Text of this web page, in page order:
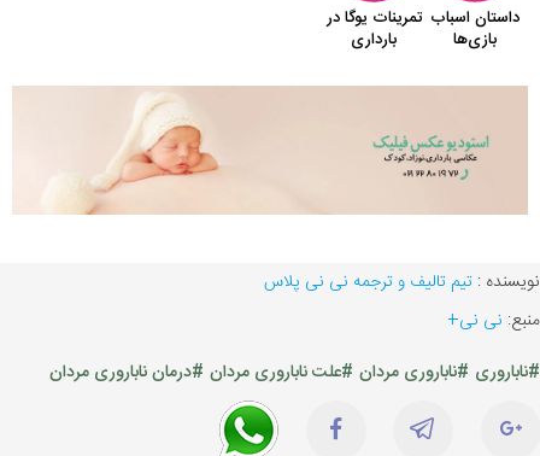
نویسنده : تیم تالیف و ترجمه نی نی پلاس
منبع: نی نی+
#ناباروری #ناباروری مردان #علت ناباروری مردان #درمان ناباروری مردان